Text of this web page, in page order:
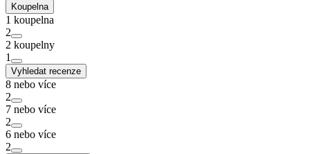
Koupelna
1 koupelna
2
2 koupelny
1
Vyhledat recenze
8 nebo více
2
7 nebo více
2
6 nebo více
2